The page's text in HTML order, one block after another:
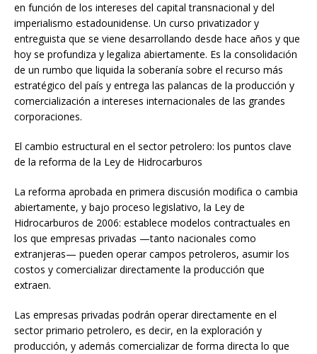
en función de los intereses del capital transnacional y del
imperialismo estadounidense. Un curso privatizador y
entreguista que se viene desarrollando desde hace años y que
hoy se profundiza y legaliza abiertamente. Es la consolidación
de un rumbo que liquida la soberanía sobre el recurso más
estratégico del país y entrega las palancas de la producción y
comercialización a intereses internacionales de las grandes
corporaciones.
El cambio estructural en el sector petrolero: los puntos clave
de la reforma de la Ley de Hidrocarburos
La reforma aprobada en primera discusión modifica o cambia
abiertamente, y bajo proceso legislativo, la Ley de
Hidrocarburos de 2006: establece modelos contractuales en
los que empresas privadas —tanto nacionales como
extranjeras— pueden operar campos petroleros, asumir los
costos y comercializar directamente la producción que
extraen.
Las empresas privadas podrán operar directamente en el
sector primario petrolero, es decir, en la exploración y
producción, y además comercializar de forma directa lo que